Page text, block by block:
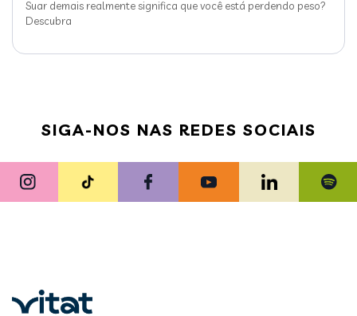
Suar demais realmente significa que você está perdendo peso?
Descubra
SIGA-NOS NAS REDES SOCIAIS